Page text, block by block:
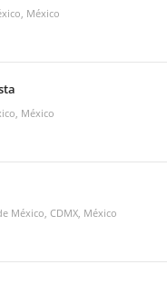
México
México
México, CDMX, México